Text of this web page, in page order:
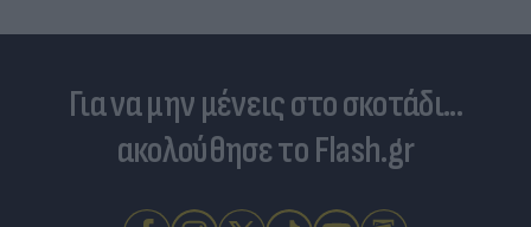
Για να μην μένεις στο σκοτάδι...
ακολούθησε το Flash.gr